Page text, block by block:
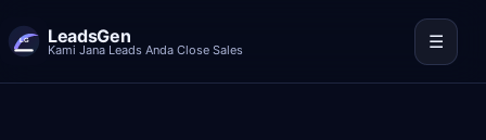
LeadsGen
Kami Jana Leads Anda Close Sales ☰